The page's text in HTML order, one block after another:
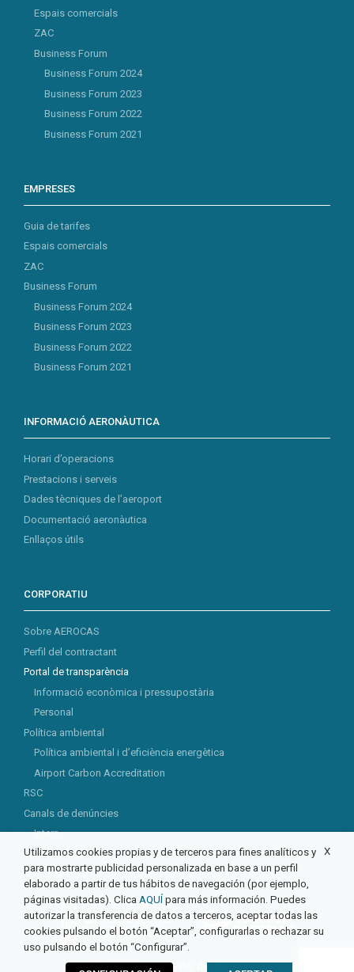
Espais comercials
ZAC
Business Forum
Business Forum 2024
Business Forum 2023
Business Forum 2022
Business Forum 2021
EMPRESES
Guia de tarifes
Espais comercials
ZAC
Business Forum
Business Forum 2024
Business Forum 2023
Business Forum 2022
Business Forum 2021
INFORMACIÓ AERONÀUTICA
Horari d’operacions
Prestacions i serveis
Dades tècniques de l’aeroport
Documentació aeronàutica
Enllaços útils
CORPORATIU
Sobre AEROCAS
Perfil del contractant
Portal de transparència
Informació econòmica i pressupostària
Personal
Política ambiental
Política ambiental i d’eficiència energètica
Airport Carbon Accreditation
RSC
Canals de denúncies
Intern
Extern
© 2026 Aeropuerto de Castellón
X
Utilizamos cookies propias y de terceros para fines analíticos y
para mostrarte publicidad personalizada en base a un perfil
elaborado a partir de tus hábitos de navegación (por ejemplo,
páginas visitadas). Clica AQUÍ para más información. Puedes
autorizar la transferencia de datos a terceros, aceptar todas las
cookies pulsando el botón “Aceptar”, configurarlas o rechazar su
uso pulsando el botón “Configurar”.